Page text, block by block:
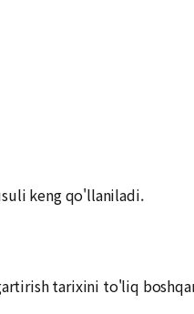
keng qo'llaniladi.
tarixini to'liq